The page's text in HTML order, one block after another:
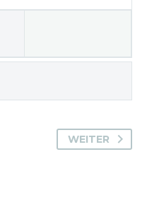
WEITER